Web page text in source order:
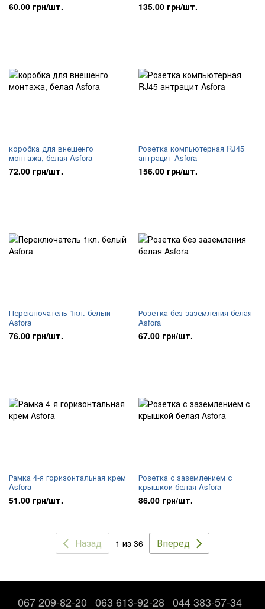
60.00 грн/шт. 135.00 грн/шт.
коробка для внешенго
монтажа, белая Asfora
72.00 грн/шт.
Розетка компьютерная RJ45
антрацит Asfora
156.00 грн/шт.
Переключатель 1кл. белый
Asfora
76.00 грн/шт.
Розетка без заземления белая
Asfora
67.00 грн/шт.
Рамка 4-я горизонтальная крем
Asfora
51.00 грн/шт.
Розетка с заземлением с
крышкой белая Asfora
86.00 грн/шт.
Назад 1 из 36 Вперед
067 209-82-20 063 613-92-28 044 383-57-34